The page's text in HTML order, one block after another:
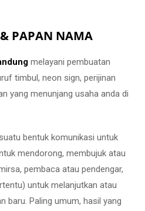
PAPAN NAMA
melayani pembuatan
timbul, neon sign, perijinan
yang menunjang usaha anda di
bentuk komunikasi untuk
mendorong, membujuk atau
pembaca atau pendengar,
untuk melanjutkan atau
baru. Paling umum, hasil yang